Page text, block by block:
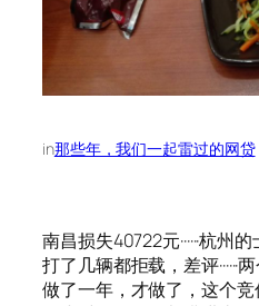
in那些年，我们一起雷过的网贷
南昌损失40722元······杭州
打了几辆都拒载，差评······
做了一年，才做了，这个